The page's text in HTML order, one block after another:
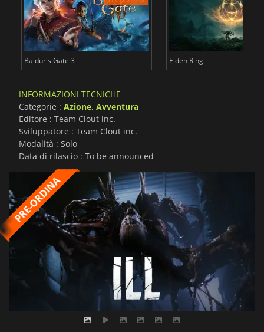
Baldur's Gate 3 Elden Ring
INFORMAZIONI TECNICHE
Categorie : Azione, Avventura
Editore : Team Clout inc.
Sviluppatore : Team Clout inc.
Modalità : Solo
Data di rilascio : To be announced